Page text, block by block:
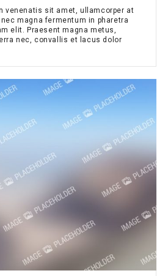
venenatis sit amet, ullamcorper at
magna fermentum in pharetra
elit. Praesent magna metus,
nec, convallis et lacus dolor